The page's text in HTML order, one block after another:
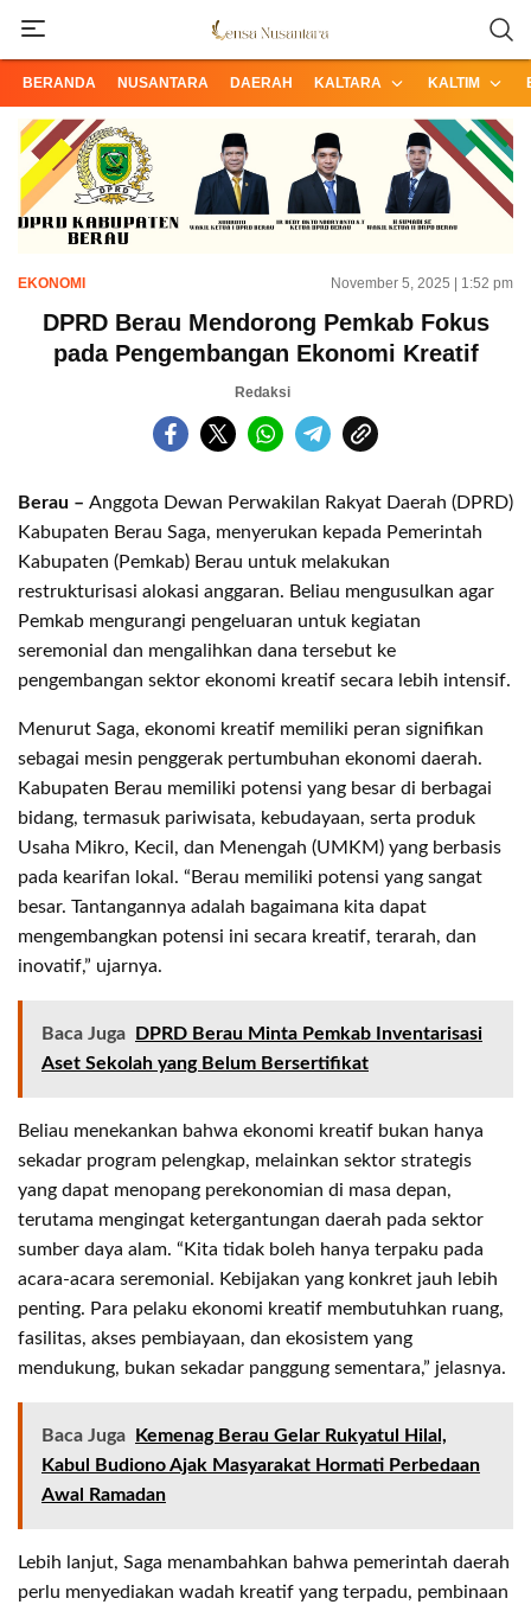
Lensa Nusantara
Informasi Terpercaya dari Nusantara
BERANDA NUSANTARA DAERAH KALTARA KALTIM
EKONOMI November 5, 2025 | 1:52 pm
DPRD Berau Mendorong Pemkab Fokus
pada Pengembangan Ekonomi Kreatif
Redaksi
Berau – Anggota Dewan Perwakilan Rakyat Daerah (DPRD)
Kabupaten Berau Saga, menyerukan kepada Pemerintah
Kabupaten (Pemkab) Berau untuk melakukan
restrukturisasi alokasi anggaran. Beliau mengusulkan agar
Pemkab mengurangi pengeluaran untuk kegiatan
seremonial dan mengalihkan dana tersebut ke
pengembangan sektor ekonomi kreatif secara lebih intensif.
Menurut Saga, ekonomi kreatif memiliki peran signifikan
sebagai mesin penggerak pertumbuhan ekonomi daerah.
Kabupaten Berau memiliki potensi yang besar di berbagai
bidang, termasuk pariwisata, kebudayaan, serta produk
Usaha Mikro, Kecil, dan Menengah (UMKM) yang berbasis
pada kearifan lokal. “Berau memiliki potensi yang sangat
besar. Tantangannya adalah bagaimana kita dapat
mengembangkan potensi ini secara kreatif, terarah, dan
inovatif,” ujarnya.
Baca Juga
DPRD Berau Minta Pemkab Inventarisasi
Aset Sekolah yang Belum Bersertifikat
Beliau menekankan bahwa ekonomi kreatif bukan hanya
sekadar program pelengkap, melainkan sektor strategis
yang dapat menopang perekonomian di masa depan,
terutama mengingat ketergantungan daerah pada sektor
sumber daya alam. “Kita tidak boleh hanya terpaku pada
acara-acara seremonial. Kebijakan yang konkret jauh lebih
penting. Para pelaku ekonomi kreatif membutuhkan ruang,
fasilitas, akses pembiayaan, dan ekosistem yang
mendukung, bukan sekadar panggung sementara,” jelasnya.
Baca Juga
Kemenag Berau Gelar Rukyatul Hilal,
Kabul Budiono Ajak Masyarakat Hormati Perbedaan
Awal Ramadan
Lebih lanjut, Saga menambahkan bahwa pemerintah daerah
perlu menyediakan wadah kreatif yang terpadu, pembinaan